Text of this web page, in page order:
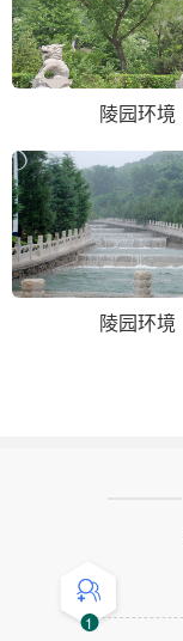
陵园环境
陵园环境
1